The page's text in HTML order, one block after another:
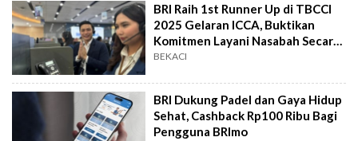
BRI Raih 1st Runner Up di TBCCI
2025 Gelaran ICCA, Buktikan
Komitmen Layani Nasabah Secara
Inovatif
BEKACI
BRI Dukung Padel dan Gaya Hidup
Sehat, Cashback Rp100 Ribu Bagi
Pengguna BRImo